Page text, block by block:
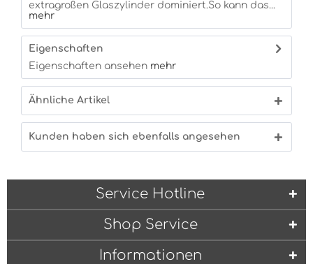
extragroßen Glaszylinder dominiert.So kann das...
mehr
Eigenschaften
Eigenschaften ansehen mehr
Ähnliche Artikel
Kunden haben sich ebenfalls angesehen
Service Hotline
Shop Service
Informationen